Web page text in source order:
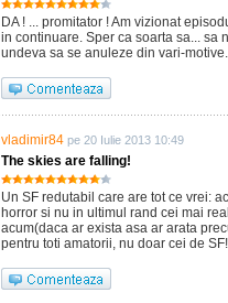
DA ! ... promitator ! Am vizionat
in continuare. Sper ca soarta sa... sa
undeva sa se anuleze din vari-
vladimir84 pe 20 Iulie 2013 10:49
The skies are falling!
Un SF redutabil care are tot ce vrei:
horror si nu in ultimul rand cei mai
acum(daca ar exista asa ar arata
pentru toti amatorii, nu doar cei de SF!